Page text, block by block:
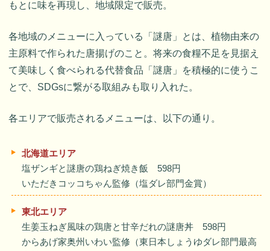
もとに味を再現し、地域限定で販売。
各地域のメニューに入っている「謎唐」とは、植物由来の
主原料で作られた唐揚げのこと。将来の食糧不足を見据え
て美味しく食べられる代替食品「謎唐」を積極的に使うこ
とで、SDGsに繋がる取組みも取り入れた。
各エリアで販売されるメニューは、以下の通り。
北海道エリア
塩ザンギと謎唐の鶏ねぎ焼き飯 598円
いただきコッコちゃん監修（塩ダレ部門金賞）
東北エリア
生姜玉ねぎ風味の鶏唐と甘辛だれの謎唐丼 598円
からあげ家奥州いわい監修（東日本しょうゆダレ部門最高